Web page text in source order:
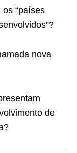
“países
nova
de